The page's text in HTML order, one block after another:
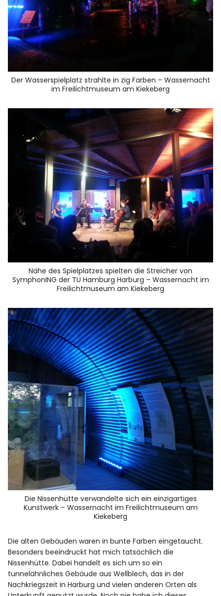
Der Wasserspielplatz strahlte in zig Farben – Wassernacht
im Freilichtmuseum am Kiekeberg
Nähe des Spielplatzes spielten die Streicher von
SymphonING der TU Hamburg Harburg – Wassernacht im
Freilichtmuseum am Kiekeberg
Die Nissenhütte verwandelte sich ein einzigartiges
Kunstwerk – Wassernacht im Freilichtmuseum am
Kiekeberg
Die alten Gebäuden waren in bunte Farben eingetaucht.
Besonders beeindruckt hat mich tatsächlich die
Nissenhütte. Dabei handelt es sich um so ein
tunnelähnliches Gebäude aus Wellblech, das in der
Nachkriegszeit in Harburg und vielen anderen Orten als